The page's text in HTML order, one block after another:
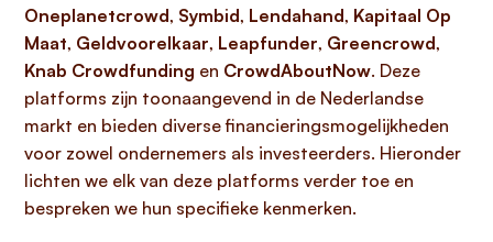
Oneplanetcrowd, Symbid, Lendahand, Kapitaal Op
Maat, Geldvoorelkaar, Leapfunder, Greencrowd,
Knab Crowdfunding en CrowdAboutNow. Deze
platforms zijn toonaangevend in de Nederlandse
markt en bieden diverse financieringsmogelijkheden
voor zowel ondernemers als investeerders. Hieronder
lichten we elk van deze platforms verder toe en
bespreken we hun specifieke kenmerken.